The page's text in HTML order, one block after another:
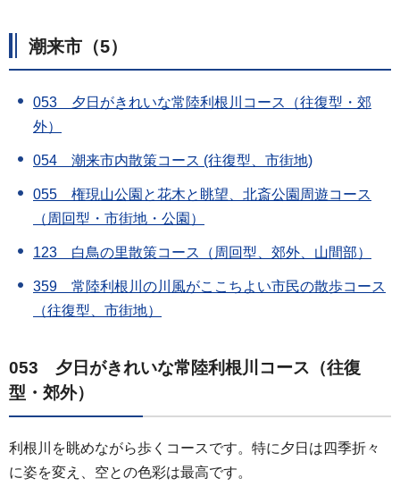
潮来市 （5）
053 夕日がきれいな常陸利根川コース（往復型・郊
外）
054 潮来市内散策コース (往復型、市街地)
055 権現山公園と花木と眺望、北斎公園周遊コース
（周回型・市街地・公園）
123 白鳥の里散策コース（周回型、郊外、山間部）
359 常陸利根川の川風がここちよい市民の散歩コース
（往復型、市街地）
053 夕日がきれいな常陸利根川コース（往復
型・郊外）
利根川を眺めながら歩くコースです。特に夕日は四季折々
に姿を変え、空との色彩は最高です。